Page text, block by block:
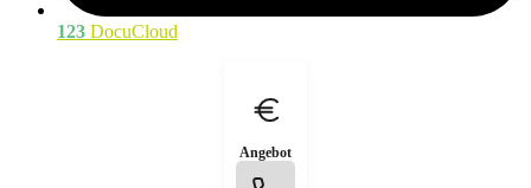
123 DocuCloud
Angebot